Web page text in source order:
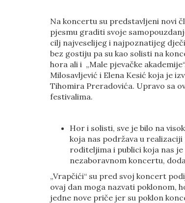
Na koncertu su predstavljeni novi
pjesmu graditi svoje
cilj najveselijeg i najpoznatijeg
bez gostiju pa su kao solisti na
hora ali i „Male pjevačke
Milosavljević i Elena Kesić koja je
Tihomira Preradovića. Upravo sa
festivalima.
Hor i solisti, sve je bilo na
koja nas podržava u
roditeljima i publici koja nas
nezaboravnom koncertu,
„Vrapčići“ su pred svoj koncert
ovaj dan moga nazvati poklonom,
jedne nove priče jer su poklon